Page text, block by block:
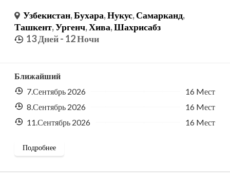
Узбекистан,Бухара,Нукус,Самарканд,
Ташкент,Ургенч,Хива,Шахрисабз
13 Дней- 12 Ночи
Ближайший
7.Сентябрь 2026
16 Mест
8.Сентябрь 2026
16 Mест
11.Сентябрь 2026
16 Mест
Подробнее